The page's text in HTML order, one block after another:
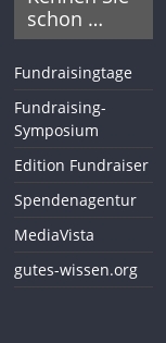
schon …
Fundraisingtage
Fundraising-
Symposium
Edition Fundraiser
Spendenagentur
MediaVista
gutes-wissen.org